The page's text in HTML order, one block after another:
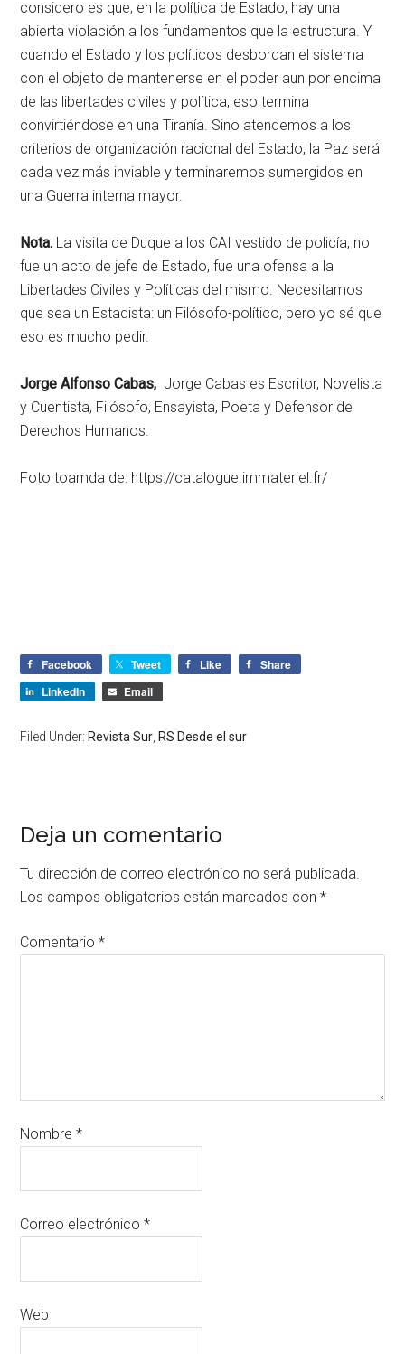
considero es que, en la política de Estado, hay una
abierta violación a los fundamentos que la estructura. Y
cuando el Estado y los políticos desbordan el sistema
con el objeto de mantenerse en el poder aun por encima
de las libertades civiles y política, eso termina
convirtiéndose en una Tiranía. Sino atendemos a los
criterios de organización racional del Estado, la Paz será
cada vez más inviable y terminaremos sumergidos en
una Guerra interna mayor.
Nota. La visita de Duque a los CAI vestido de policía, no
fue un acto de jefe de Estado, fue una ofensa a la
Libertades Civiles y Políticas del mismo. Necesitamos
que sea un Estadista: un Filósofo-político, pero yo sé que
eso es mucho pedir.
Jorge Alfonso Cabas, Jorge Cabas es Escritor, Novelista
y Cuentista, Filósofo, Ensayista, Poeta y Defensor de
Derechos Humanos.
Foto toamda de: https://catalogue.immateriel.fr/
Facebook Tweet Like
Share
LinkedIn
Email
Filed Under: Revista Sur, RS Desde el sur
Deja un comentario
Tu dirección de correo electrónico no será publicada.
Los campos obligatorios están marcados con*
Comentario*
Nombre*
Correo electrónico*
Web